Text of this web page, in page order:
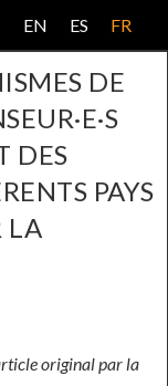
EN ES FR
DE
DES
PAYS
LA
original par la